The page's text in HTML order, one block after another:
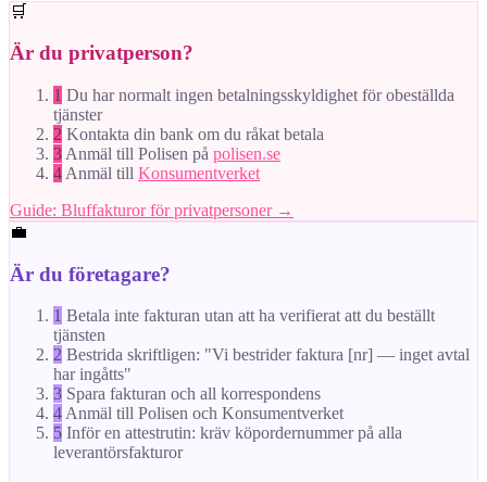
🛒
Är du privatperson?
1 Du har normalt ingen betalningsskyldighet för obeställda
tjänster
2 Kontakta din bank om du råkat betala
3 Anmäl till Polisen på polisen.se
4 Anmäl till Konsumentverket
Guide: Bluffakturor för privatpersoner →
💼
Är du företagare?
1 Betala inte fakturan utan att ha verifierat att du beställt
tjänsten
2 Bestrida skriftligen: "Vi bestrider faktura [nr] — inget avtal
har ingåtts"
3 Spara fakturan och all korrespondens
4 Anmäl till Polisen och Konsumentverket
5 Inför en attestrutin: kräv köpordernummer på alla
leverantörsfakturor